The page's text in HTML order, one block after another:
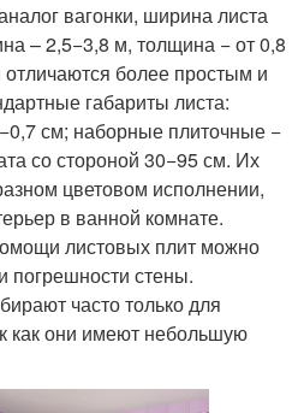
вагонки, ширина листа
– 2,5−3,8 м, толщина − от 0,8
более простым и
габариты листа:
см; наборные плиточные −
со стороной 30−95 см. Их
цветовом исполнении,
в ванной комнате.
листовых плит можно
погрешности стены.
часто только для
как они имеют небольшую